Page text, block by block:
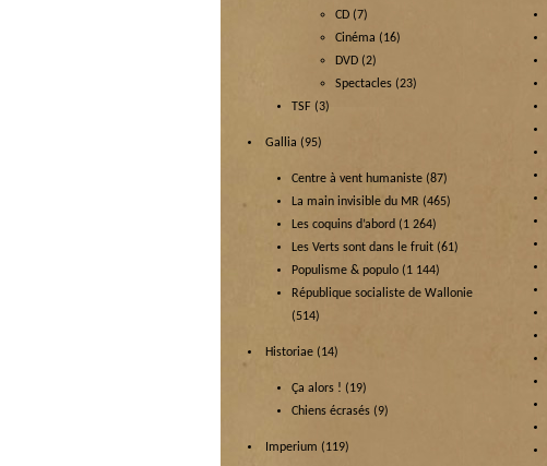
CD (7)
Cinéma (16)
DVD (2)
Spectacles (23)
TSF (3)
Gallia (95)
Centre à vent humaniste (87)
La main invisible du MR (465)
Les coquins d’abord (1 264)
Les Verts sont dans le fruit (61)
Populisme & populo (1 144)
République socialiste de Wallonie
(514)
Historiae (14)
Ça alors ! (19)
Chiens écrasés (9)
Imperium (119)